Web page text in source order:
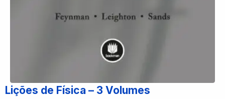
Lições de Física – 3 Volumes